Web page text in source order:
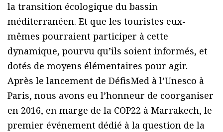
la transition écologique du bassin
méditerranéen. Et que les touristes eux-
mêmes pourraient participer à cette
dynamique, pourvu qu’ils soient informés, et
dotés de moyens élémentaires pour agir.
Après le lancement de DéfisMed à l’Unesco à
Paris, nous avons eu l’honneur de coorganiser
en 2016, en marge de la COP22 à Marrakech, le
premier événement dédié à la question de la